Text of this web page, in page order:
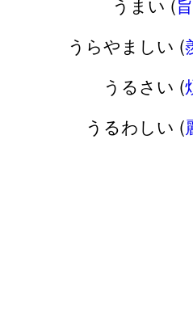
うまい (
うらやましい (
うるさい (
うるわしい (